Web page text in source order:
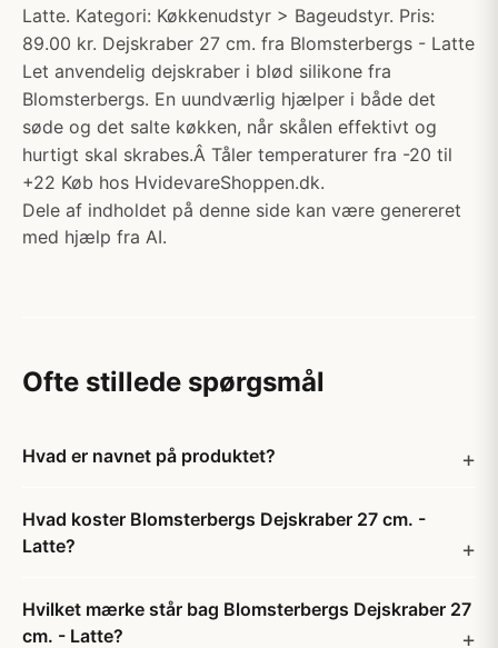
Latte. Kategori: Køkkenudstyr > Bageudstyr. Pris:
89.00 kr. Dejskraber 27 cm. fra Blomsterbergs - Latte
Let anvendelig dejskraber i blød silikone fra
Blomsterbergs. En uundværlig hjælper i både det
søde og det salte køkken, når skålen effektivt og
hurtigt skal skrabes.Â Tåler temperaturer fra -20 til
+22 Køb hos HvidevareShoppen.dk.
Dele af indholdet på denne side kan være genereret
med hjælp fra AI.
Ofte stillede spørgsmål
Hvad er navnet på produktet?
Hvad koster Blomsterbergs Dejskraber 27 cm. -
Latte?
Hvilket mærke står bag Blomsterbergs Dejskraber 27
cm. - Latte?